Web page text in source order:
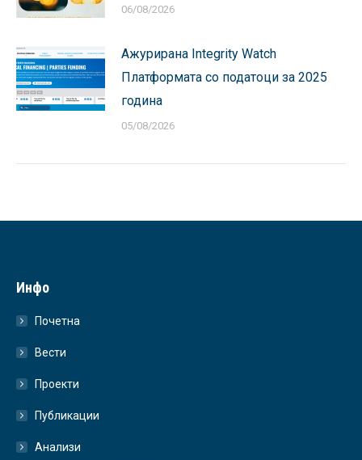
06/08/2026
Ажурирана Integrity Watch
Платформата со податоци за 2025
година
05/08/2026
Инфо
Почетна
Вести
Проекти
Публикации
Анализи